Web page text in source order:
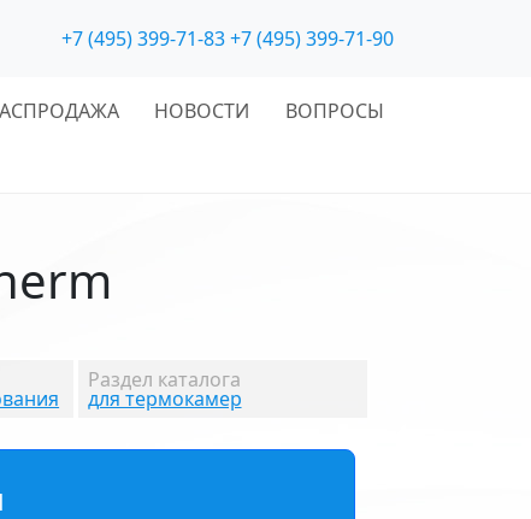
+7 (495) 399-71-83+7 (495) 399-71-90
НОВОСТИ
ВОПРОСЫ
Раздел каталога
для термокамер